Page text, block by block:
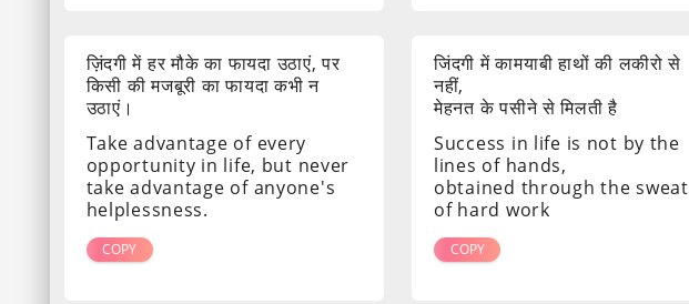
ज़िंदगी में हर मौके का फायदा उठाएं, पर
किसी की मजबूरी का फायदा कभी न
उठाएं।
Take advantage of every
opportunity in life, but never
take advantage of anyone's
helplessness.
COPY
जिंदगी में कामयाबी हाथों की लकीरो से
नहीं,
मेहनत के पसीने से मिलती है
Success in life is not by the
lines of hands,
obtained through the sweat
of hard work
COPY